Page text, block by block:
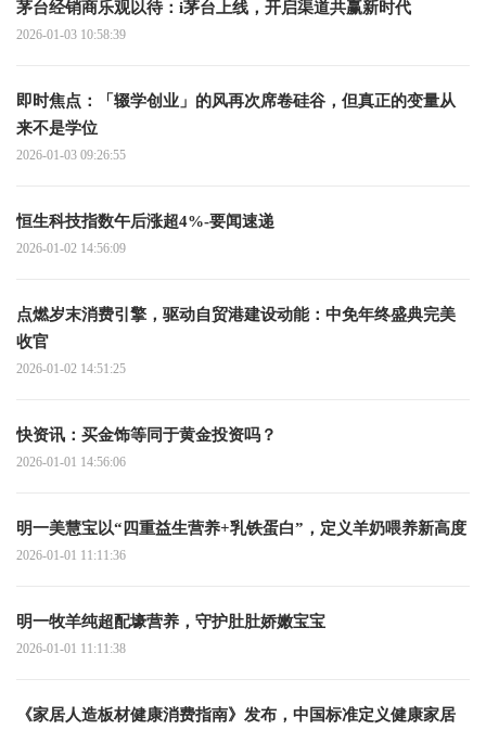
茅台经销商乐观以待：i茅台上线，开启渠道共赢新时代
2026-01-03 10:58:39
即时焦点：「辍学创业」的风再次席卷硅谷，但真正的变量从
来不是学位
2026-01-03 09:26:55
恒生科技指数午后涨超4%-要闻速递
2026-01-02 14:56:09
点燃岁末消费引擎，驱动自贸港建设动能：中免年终盛典完美
收官
2026-01-02 14:51:25
快资讯：买金饰等同于黄金投资吗？
2026-01-01 14:56:06
明一美慧宝以“四重益生营养+乳铁蛋白”，定义羊奶喂养新高度
2026-01-01 11:11:36
明一牧羊纯超配壕营养，守护肚肚娇嫩宝宝
2026-01-01 11:11:38
《家居人造板材健康消费指南》发布，中国标准定义健康家居